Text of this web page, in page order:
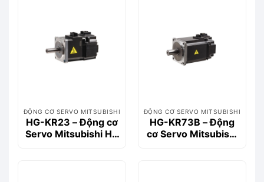
ĐỘNG CƠ SERVO MITSUBISHI
HG-KR23 – Động cơ
Servo Mitsubishi HG
ĐỘNG CƠ SERVO MITSUBISHI
HG-KR73B – Động
cơ Servo Mitsubishi